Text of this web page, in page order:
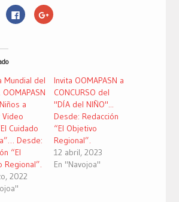
Haz
clic
una
ventana
nueva)
Haz
clic
una
ventana
nueva)
Mundial del
a
Video
Cuidado
Desde:
“El
Regional”.
2022
Invita OOMAPASN a
CONCURSO del
"DÍA del NIÑO"...
Desde: Redacción
“El Objetivo
Regional”.
12 abril, 2023
En "Navojoa"